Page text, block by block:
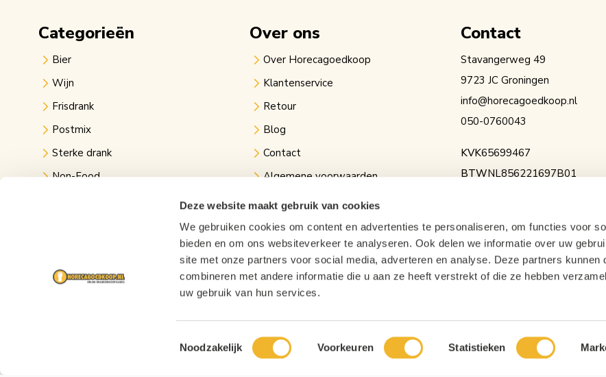
Deze website maakt gebruik van cookies
We gebruiken cookies om content en advertenties te personaliseren, om functies voor
bieden en om ons websiteverkeer te analyseren. Ook delen we informatie over uw
site met onze partners voor social media, adverteren en analyse. Deze partners kunnen
combineren met andere informatie die u aan ze heeft verstrekt of die ze hebben
uw gebruik van hun services.
Toestemmingsselectie
Noodzakelijk Voorkeuren Statistieken
Categorieën
Bier
Wijn
Frisdrank
Postmix
Sterke drank
Non-Food
Over ons
Over Horecagoedkoop
Klantenservice
Retour
Blog
Contact
Algemene voorwaarden
Privacy verklaring
Links
Contact
Stavangerweg 49
9723 JC Groningen
info@horecagoedkoop.nl
050-0760043
KVK65699467
BTWNL856221697B01